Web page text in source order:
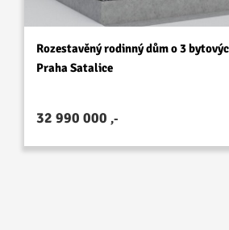
Rozestavěný rodinný dům o 3
Praha Satalice
32 990 000 ,-